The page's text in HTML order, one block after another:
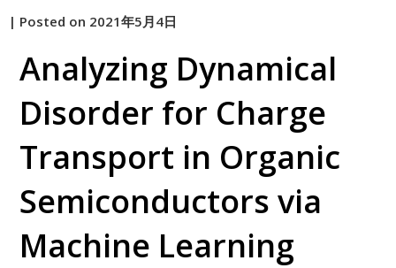
by
| Posted on 2021年5月4日
Analyzing Dynamical
Disorder for Charge
Transport in Organic
Semiconductors via
Machine Learning